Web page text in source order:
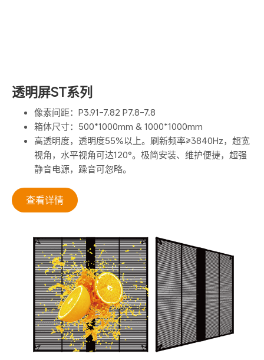
透明屏ST系列
像素间距：P3.91-7.82 P7.8-7.8
箱体尺寸：500*1000mm & 1000*1000mm
高透明度，透明度55%以上。刷新频率≥3840Hz，超宽
视角，水平视角可达120°。极简安装、维护便捷，超强
静音电源，躁音可忽略。
查看详情